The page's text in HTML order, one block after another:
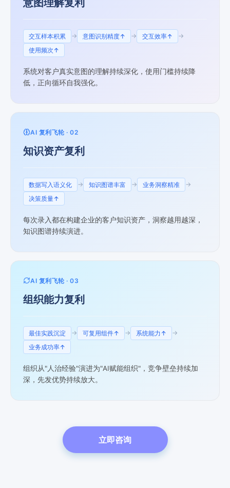
交互样本积累 → 意图识别精度↑ → 交互效率↑
→
使用频次↑
系统对客户真实意图的理解持续深化，使用门槛持续降
低，正向循环自我强化。
AI 复利飞轮 · 02
知识资产复利
数据写入语义化 → 知识图谱丰富 → 业务洞察精准
→
决策质量↑
每次录入都在构建企业的客户知识资产，洞察越用越深，
知识图谱持续演进。
AI 复利飞轮 · 03
组织能力复利
最佳实践沉淀 → 可复用组件↑ → 系统能力↑
→
业务成功率↑
组织从"人治经验"演进为"AI赋能组织"，竞争壁垒持续加
深，先发优势持续放大。
立即咨询